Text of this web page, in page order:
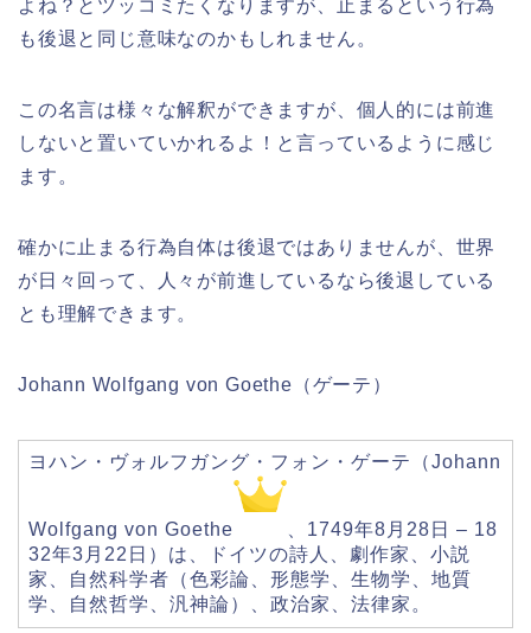
よね？とツッコミたくなりますが、止まるという行為
も後退と同じ意味なのかもしれません。
この名言は様々な解釈ができますが、個人的には前進
しないと置いていかれるよ！と言っているように感じ
ます。
確かに止まる行為自体は後退ではありませんが、世界
が日々回って、人々が前進しているなら後退している
とも理解できます。
Johann Wolfgang von Goethe（ゲーテ）
ヨハン・ヴォルフガング・フォン・ゲーテ（Johann
Wolfgang von Goethe
、1749年8月28日 – 18
32年3月22日）は、ドイツの詩人、劇作家、小説
家、自然科学者（色彩論、形態学、生物学、地質
学、自然哲学、汎神論）、政治家、法律家。